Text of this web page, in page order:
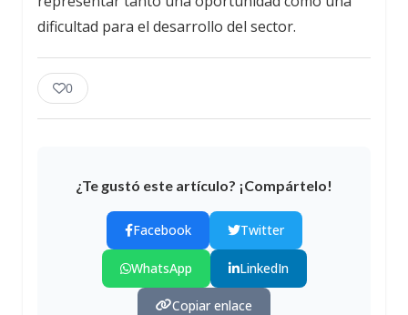
dificultad para el desarrollo del sector.
0
¿Te gustó este artículo? ¡Compártelo!
Facebook Twitter
WhatsApp LinkedIn
Copiar enlace